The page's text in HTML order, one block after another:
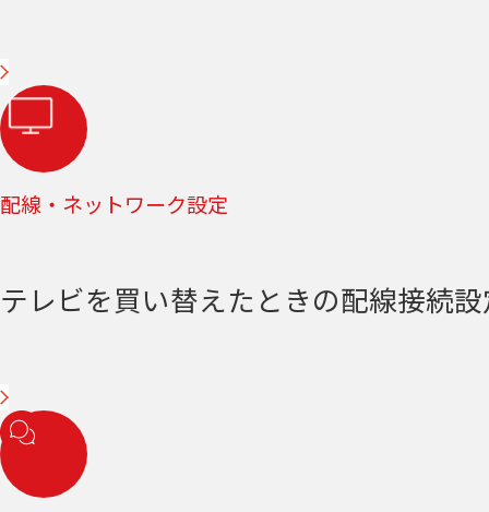
配線・ネットワーク設定
テレビを買い替えたときの配線接続